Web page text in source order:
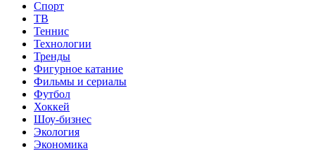
Спорт
ТВ
Теннис
Технологии
Тренды
Фигурное катание
Фильмы и сериалы
Футбол
Хоккей
Шоу-бизнес
Экология
Экономика